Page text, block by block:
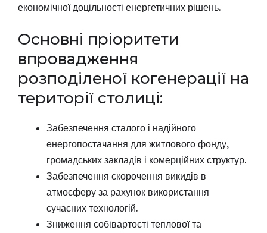
економічної доцільності енергетичних рішень.
Основні пріоритети
впровадження
розподіленої когенерації на
території столиці:
Забезпечення сталого і надійного
енергопостачання для житлового фонду,
громадських закладів і комерційних структур.
Забезпечення скорочення викидів в
атмосферу за рахунок використання
сучасних технологій.
Зниження собівартості теплової та